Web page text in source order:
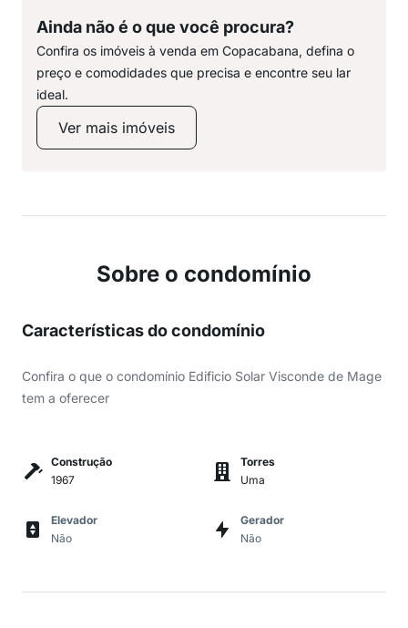
Ainda não é o que você procura?
Confira os imóveis à venda em Copacabana, defina o
preço e comodidades que precisa e encontre seu lar
ideal.
Ver mais imóveis
Sobre o condomínio
Características do condomínio
Confira o que o condomínio Edificio Solar Visconde de Mage
tem a oferecer
Construção
1967
Torres
Uma
Elevador
Não
Gerador
Não